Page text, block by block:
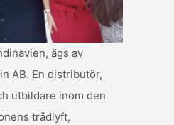
ägs av
AB. En distributör,
utbildare inom den
trådlyft,